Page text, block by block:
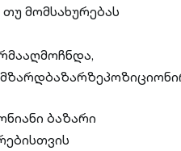
მომსახურებას
ბაზარი